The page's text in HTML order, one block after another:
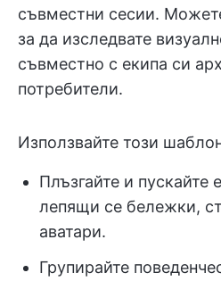
съвместни сесии.
за да изследвате
съвместно с екипа си
потребители.
Използвайте този
Плъзгайте и пускайте
лепящи се бележки,
аватари.
Групирайте